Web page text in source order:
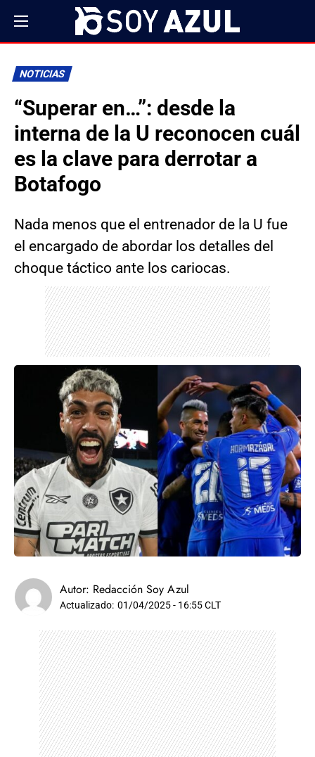
NOTICIAS
“Superar en…”: desde la
interna de la U reconocen cuál
es la clave para derrotar a
Botafogo
Nada menos que el entrenador de la U fue
el encargado de abordar los detalles del
choque táctico ante los cariocas.
Autor: Redacción Soy Azul
Actualizado: 01/04/2025 - 16:55 CLT